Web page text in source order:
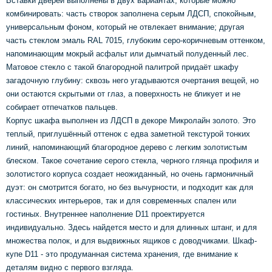
комбинировать: часть створок заполнена серым ЛДСП, спокойным,
универсальным фоном, который не отвлекает внимание; другая
часть стеклом эмаль RAL 7015, глубоким серо-коричневым оттенком,
напоминающим мокрый асфальт или дымчатый полуденный лес.
Матовое стекло с такой благородной палитрой придаёт шкафу
загадочную глубину: сквозь него угадываются очертания вещей, но
они остаются скрытыми от глаз, а поверхность не бликует и не
собирает отпечатков пальцев.
Корпус шкафа выполнен из ЛДСП в декоре Микролайн золото. Это
теплый, приглушённый оттенок с едва заметной текстурой тонких
линий, напоминающий благородное дерево с легким золотистым
блеском. Такое сочетание серого стекла, черного глянца профиля и
золотистого корпуса создает неожиданный, но очень гармоничный
дуэт: он смотрится богато, но без вычурности, и подходит как для
классических интерьеров, так и для современных спален или
гостиных. Внутреннее наполнение D11 проектируется
индивидуально. Здесь найдется место и для длинных штанг, и для
множества полок, и для выдвижных ящиков с доводчиками. Шкаф-
купе D11 - это продуманная система хранения, где внимание к
деталям видно с первого взгляда.